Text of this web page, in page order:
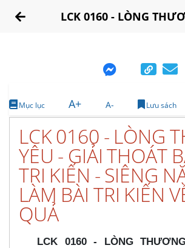
LCK 0160 - LÒNG
Mục lục A+ A- Lưu sách
LCK 0160 - LÒNG
YÊU - GIẢI THOÁT
TRI KIẾN - SIÊNG
LÀM BÀI TRI KIẾN
QUẢ
LCK 0160 - LÒNG